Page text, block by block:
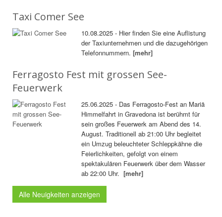
Taxi Comer See
10.08.2025 - Hier finden Sie eine Auflistung
der Taxiunternehmen und die dazugehörigen
Telefonnummern.[mehr]
Ferragosto Fest mit grossen See-
Feuerwerk
25.06.2025 - Das Ferragosto-Fest an Mariä
Himmelfahrt in Gravedona ist berühmt für
sein großes Feuerwerk am Abend des 14.
August. Traditionell ab 21:00 Uhr begleitet
ein Umzug beleuchteter Schleppkähne die
Feierlichkeiten, gefolgt von einem
spektakulären Feuerwerk über dem Wasser
ab 22:00 Uhr.[mehr]
Alle Neuigkeiten anzeigen